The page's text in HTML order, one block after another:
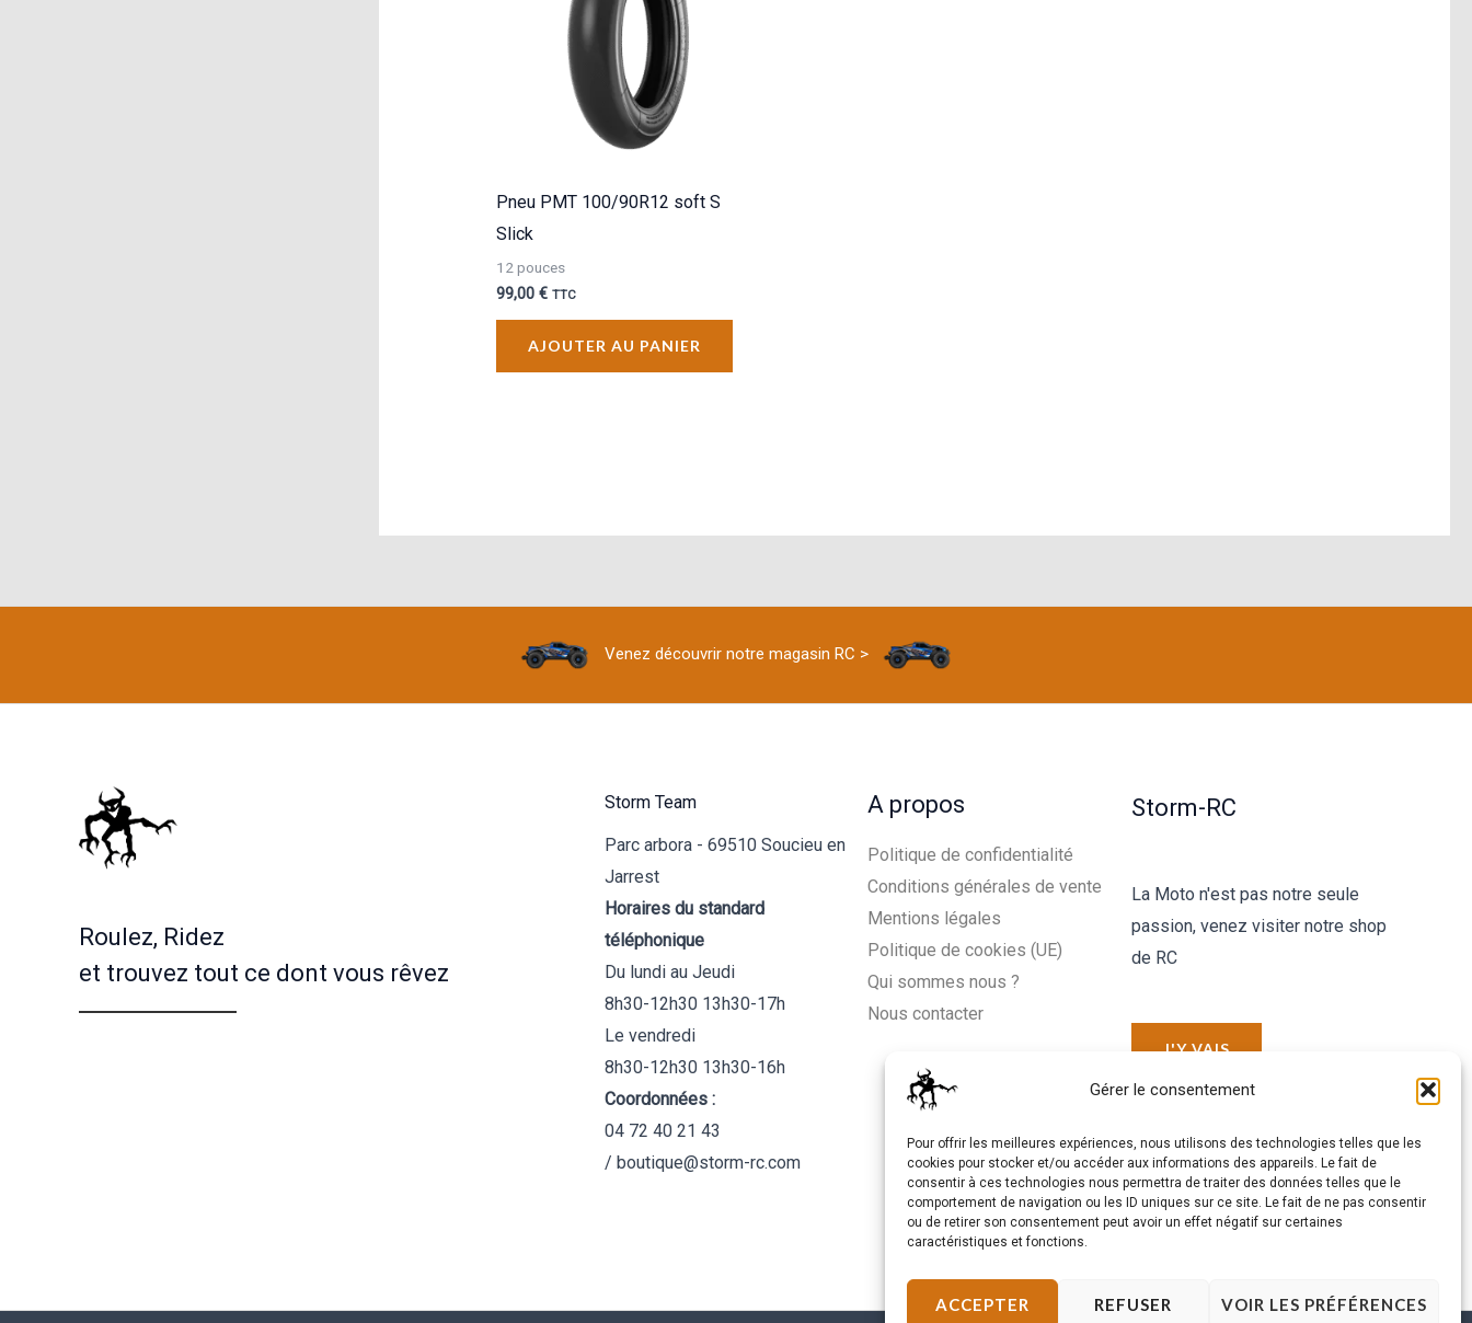
Gérer le consentement
Pour offrir les meilleures expériences, nous utilisons des technologies telles que les
cookies pour stocker et/ou accéder aux informations des appareils. Le fait de
consentir à ces technologies nous permettra de traiter des données telles que le
comportement de navigation ou les ID uniques sur ce site. Le fait de ne pas consentir
ou de retirer son consentement peut avoir un effet négatif sur certaines
caractéristiques et fonctions.
ACCEPTER REFUSER VOIR LES PRÉFÉRENCES
Pneu PMT 100/90R12 soft S
Slick
12 pouces
99,00 € TTC
AJOUTER AU PANIER
Venez découvrir notre magasin RC >
Roulez, Ridez
et trouvez tout ce dont vous rêvez
Storm Team
Parc arbora - 69510 Soucieu en
Jarrest
Horaires du standard
téléphonique
Du lundi au Jeudi
8h30-12h30 13h30-17h
Le vendredi
8h30-12h30 13h30-16h
Coordonnées :
04 72 40 21 43
/ boutique@storm-rc.com
A propos
Politique de confidentialité
Conditions générales de vente
Mentions légales
Politique de cookies (UE)
Qui sommes nous ?
Nous contacter
Storm-RC
La Moto n'est pas notre seule
passion, venez visiter notre shop
de RC
J'Y VAIS